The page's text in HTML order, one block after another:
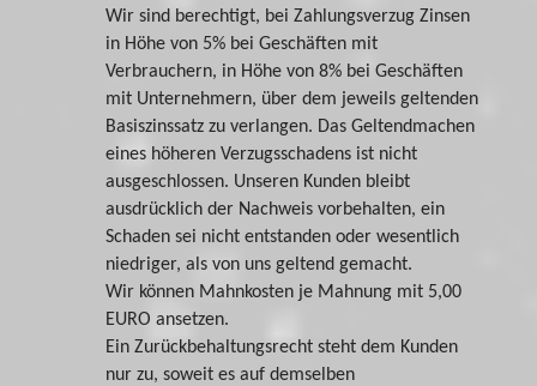
Wir sind berechtigt, bei Zahlungsverzug Zinsen
in Höhe von 5% bei Geschäften mit
Verbrauchern, in Höhe von 8% bei Geschäften
mit Unternehmern, über dem jeweils geltenden
Basiszinssatz zu verlangen. Das Geltendmachen
eines höheren Verzugsschadens ist nicht
ausgeschlossen. Unseren Kunden bleibt
ausdrücklich der Nachweis vorbehalten, ein
Schaden sei nicht entstanden oder wesentlich
niedriger, als von uns geltend gemacht.
Wir können Mahnkosten je Mahnung mit 5,00
EURO ansetzen.
Ein Zurückbehaltungsrecht steht dem Kunden
nur zu, soweit es auf demselben